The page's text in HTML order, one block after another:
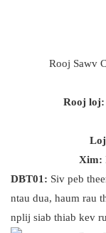
Rooj Sawv
Rooj loj:
Xim:
DBT01: Siv peb
ntau dua, haum rau
nplij siab thiab kev